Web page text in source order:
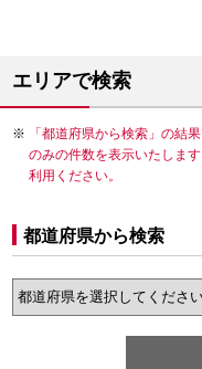
エリアで検索
「都道府県から検索」の結
のみの件数を表示いたしま
利用ください。
都道府県から検索